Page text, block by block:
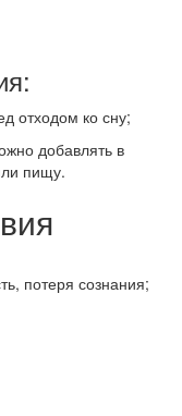
отходом ко сну;
добавлять в
пищу.
потеря сознания;